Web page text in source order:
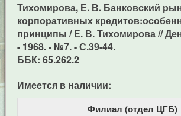
Тихомирова, Е. В. Банковский
корпоративных
принципы / Е. В. Тихомирова //
- 1968. - №7. - С.39-44.
ББК: 65.262.2
Имеется в наличии:
Филиал (отдел ЦГБ)